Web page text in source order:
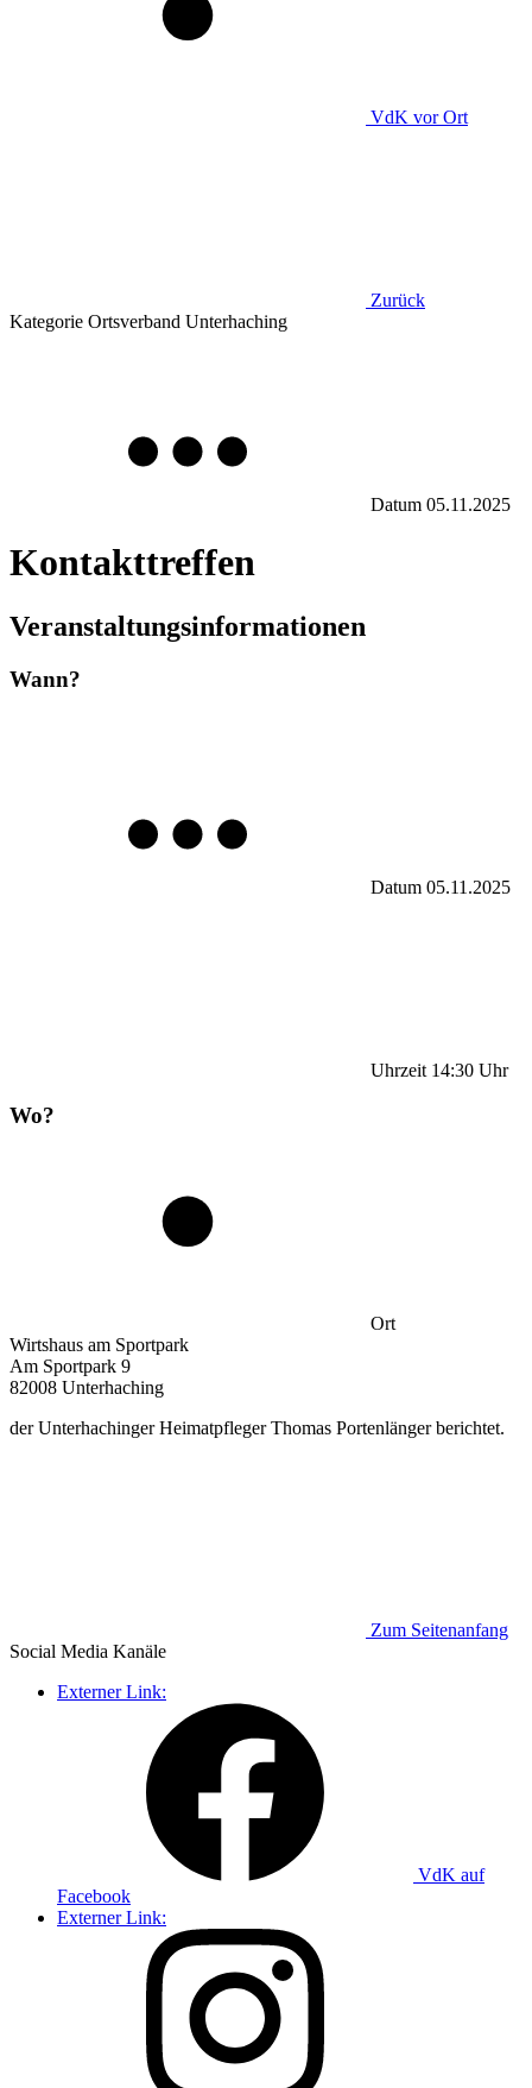
VdK vor Ort
Zurück
Kategorie Ortsverband Unterhaching
Datum 05.11.2025
Kontakttreffen
Veranstaltungsinformationen
Wann?
Datum 05.11.2025
Uhrzeit 14:30 Uhr
Wo?
Ort
Wirtshaus am Sportpark
Am Sportpark 9
82008 Unterhaching
der Unterhachinger Heimatpfleger Thomas Portenlänger berichtet.
Zum Seitenanfang
Social Media Kanäle
Externer Link:
VdK auf
Facebook
Externer Link: